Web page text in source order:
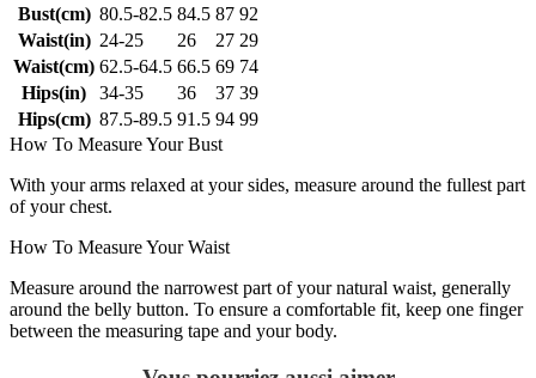
Bust(cm) 80.5-82.5 84.5 87 92
Waist(in) 24-25 26 27 29
Waist(cm) 62.5-64.5 66.5 69 74
Hips(in)
34-35 36 37 39
Hips(cm) 87.5-89.5 91.5 94 99
How To Measure Your Bust
With your arms relaxed at your sides, measure around the fullest part
of your chest.
How To Measure Your Waist
Measure around the narrowest part of your natural waist, generally
around the belly button. To ensure a comfortable fit, keep one finger
between the measuring tape and your body.